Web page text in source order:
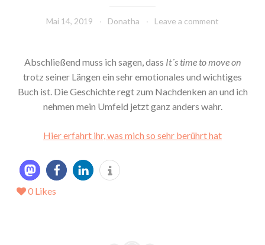
Mai 14, 2019 Donatha Leave a comment
Abschließend muss ich sagen, dass It´s time to move on
trotz seiner Längen ein sehr emotionales und wichtiges
Buch ist. Die Geschichte regt zum Nachdenken an und ich
nehmen mein Umfeld jetzt ganz anders wahr.
Hier erfahrt ihr, was mich so sehr berührt hat
0 Likes